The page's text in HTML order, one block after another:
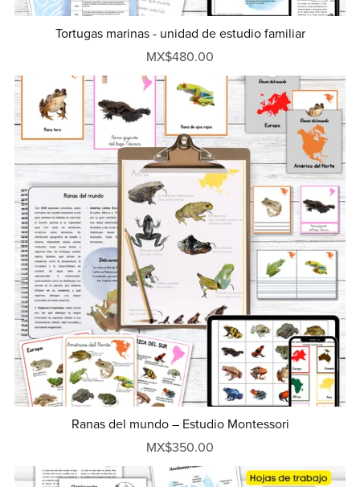
Tortugas marinas - unidad de estudio familiar
MX$480.00
Ranas del mundo – Estudio Montessori
MX$350.00